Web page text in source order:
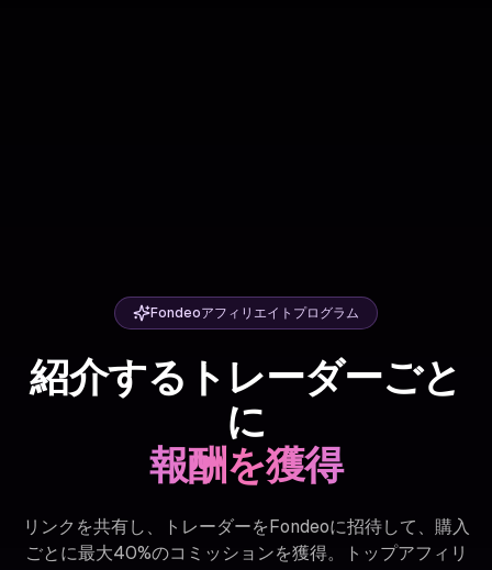
Fondeoアフィリエイトプログラム
紹介するトレーダーごと
に
報酬を獲得
リンクを共有し、トレーダーをFondeoに招待して、購入
ごとに最大40%のコミッションを獲得。トップアフィリ